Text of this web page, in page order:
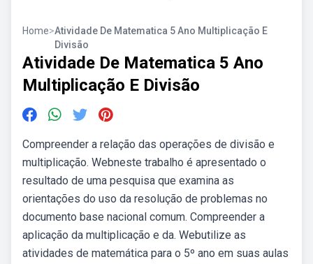
Home>Atividade De Matematica 5 Ano Multiplicação E
Divisão
Atividade De Matematica 5 Ano
Multiplicação E Divisão
Compreender a relação das operações de divisão e
multiplicação. Webneste trabalho é apresentado o
resultado de uma pesquisa que examina as
orientações do uso da resolução de problemas no
documento base nacional comum. Compreender a
aplicação da multiplicação e da. Webutilize as
atividades de matemática para o 5º ano em suas aulas